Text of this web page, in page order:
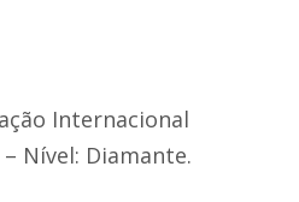
Internacional
Nível: Diamante.